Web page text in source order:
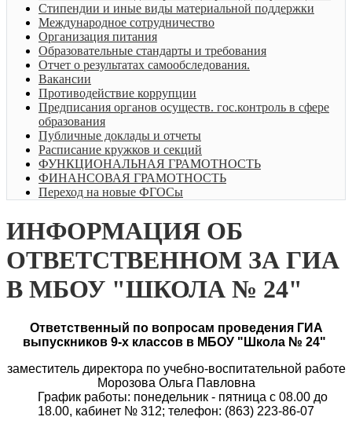
Стипендии и иные виды материальной поддержки
Международное сотрудничество
Организация питания
Образовательные стандарты и требования
Отчет о результатах самообследования.
Вакансии
Противодействие коррупции
Предписания органов осуществ. гос.контроль в сфере
образования
Публичные доклады и отчеты
Расписание кружков и секций
ФУНКЦИОНАЛЬНАЯ ГРАМОТНОСТЬ
ФИНАНСОВАЯ ГРАМОТНОСТЬ
Переход на новые ФГОСы
ИНФОРМАЦИЯ ОБ
ОТВЕТСТВЕННОМ ЗА ГИА
В МБОУ "ШКОЛА № 24"
Ответственный по вопросам проведения ГИА
выпускников 9-х классов в МБОУ "Школа № 24"
заместитель директора по учебно-воспитательной работе
Морозова Ольга Павловна
График работы: понедельник - пятница с 08.00 до
18.00, кабинет № 312; телефон: (863) 223-86-07